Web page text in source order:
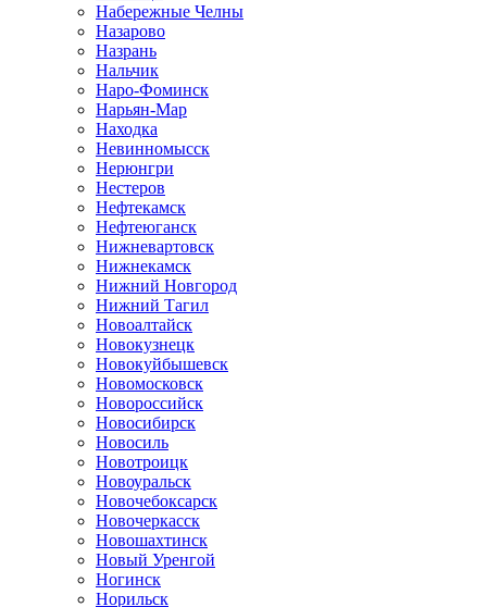
Набережные Челны
Назарово
Назрань
Нальчик
Наро-Фоминск
Нарьян-Мар
Находка
Невинномысск
Нерюнгри
Нестеров
Нефтекамск
Нефтеюганск
Нижневартовск
Нижнекамск
Нижний Новгород
Нижний Тагил
Новоалтайск
Новокузнецк
Новокуйбышевск
Новомосковск
Новороссийск
Новосибирск
Новосиль
Новотроицк
Новоуральск
Новочебоксарск
Новочеркасск
Новошахтинск
Новый Уренгой
Ногинск
Норильск